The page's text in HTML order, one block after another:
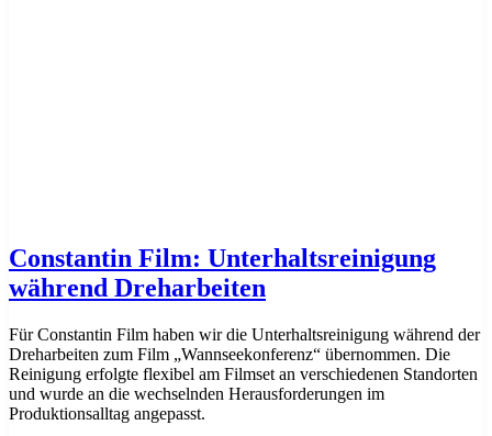
Constantin Film: Unterhaltsreinigung
während Dreharbeiten
Für Constantin Film haben wir die Unterhaltsreinigung während der
Dreharbeiten zum Film „Wannseekonferenz“ übernommen. Die
Reinigung erfolgte flexibel am Filmset an verschiedenen Standorten
und wurde an die wechselnden Herausforderungen im
Produktionsalltag angepasst.